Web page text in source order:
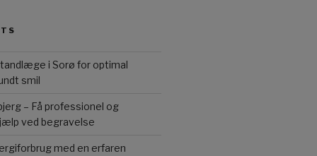
i Sorø for optimal
smil
– Få professionel og
ved begravelse
med en erfaren